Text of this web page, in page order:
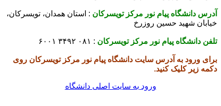
آدرس دانشگاه پیام نور مرکز تویسرکان : استان همدان، تویسرکان،
خیابان شهید حسین روزرخ
تلفن دانشگاه پیام نور مرکز تویسرکان : ۰۸۱ ۳۴۹۲ ۶۰۰۱
برای ورود به آدرس سایت دانشگاه پیام نور مرکز تویسرکان روی
دکمه زیر کلیک کنید.
ورود به سایت اصلی دانشگاه